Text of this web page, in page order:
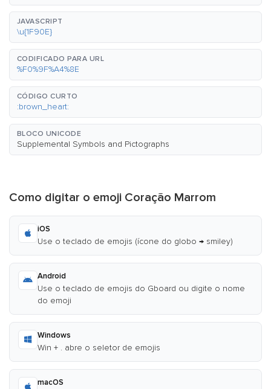
JAVASCRIPT
\u{1F90E}
CODIFICADO PARA URL
%F0%9F%A4%8E
CÓDIGO CURTO
:brown_heart:
BLOCO UNICODE
Supplemental Symbols and Pictographs
Como digitar o emoji Coração Marrom
iOS
Use o teclado de emojis (ícone do globo → smiley)
Android
Use o teclado de emojis do Gboard ou digite o nome
do emoji
Windows
Win + . abre o seletor de emojis
macOS